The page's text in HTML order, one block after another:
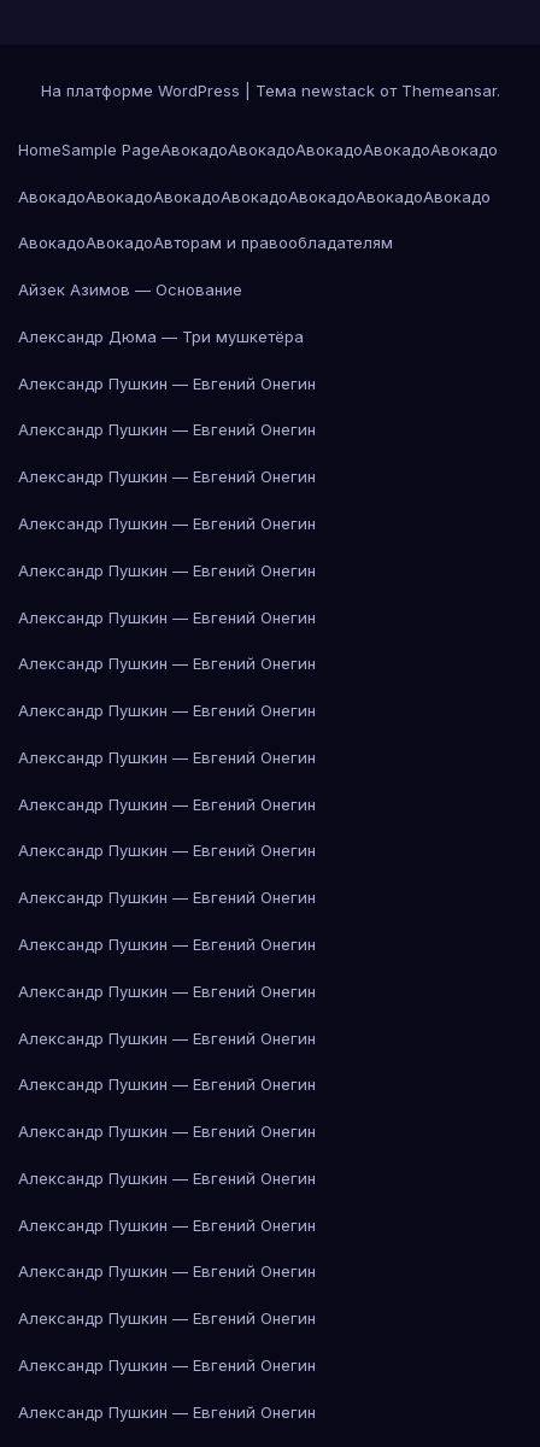
На платформе WordPress Тема newstack от Themeansar.
HomeSample PageАвокадоАвокадоАвокадоАвокадоАвокадо
АвокадоАвокадоАвокадоАвокадоАвокадоАвокадоАвокадо
АвокадоАвокадоАвторам и правообладателям
Айзек Азимов — Основание
Александр Дюма — Три мушкетёра
Александр Пушкин — Евгений Онегин
Александр Пушкин — Евгений Онегин
Александр Пушкин — Евгений Онегин
Александр Пушкин — Евгений Онегин
Александр Пушкин — Евгений Онегин
Александр Пушкин — Евгений Онегин
Александр Пушкин — Евгений Онегин
Александр Пушкин — Евгений Онегин
Александр Пушкин — Евгений Онегин
Александр Пушкин — Евгений Онегин
Александр Пушкин — Евгений Онегин
Александр Пушкин — Евгений Онегин
Александр Пушкин — Евгений Онегин
Александр Пушкин — Евгений Онегин
Александр Пушкин — Евгений Онегин
Александр Пушкин — Евгений Онегин
Александр Пушкин — Евгений Онегин
Александр Пушкин — Евгений Онегин
Александр Пушкин — Евгений Онегин
Александр Пушкин — Евгений Онегин
Александр Пушкин — Евгений Онегин
Александр Пушкин — Евгений Онегин
Александр Пушкин — Евгений Онегин